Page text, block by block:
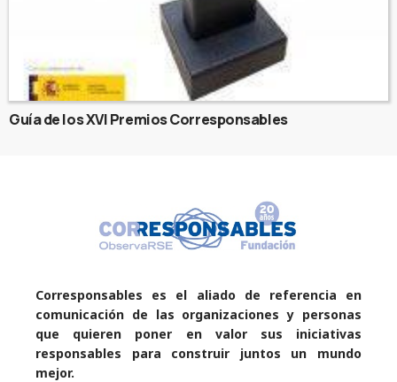
Guía de los XVI Premios Corresponsables
Corresponsables es el aliado de referencia en
comunicación de las organizaciones y personas
que quieren poner en valor sus iniciativas
responsables para construir juntos un mundo
mejor.